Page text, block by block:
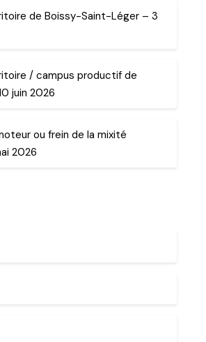
de Boissy-Saint-Léger – 3
/ campus productif de
juin 2026
ou frein de la mixité
2026